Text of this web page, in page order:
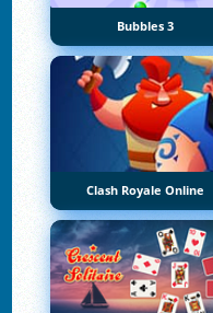
Bubbles 3
Clash Royale Online